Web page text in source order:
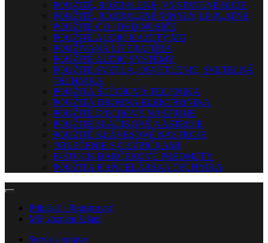
POUŽITÉ, ROZBALENÉ, VYSTAVENÉ BICIE
POUŽITÉ, ROZBALENÉ VINYLY, LP PLATNE
POUŽITÉ CD / DVD NOSIČE
POUŽITÉ AUDIO KAZETY MG
POUŽÍVANÁ LITERATÚRA
POUŽITÉ AUDIO SYSTÉMY
POUŽITÉ SVETLÁ, OSVETLENIE, SVETELNÁ
TECHNIKA
POUŽITÁ ŠTÚDIOVÁ TECHNIKA
POUŽITÁ DROBNÁ ELEKTRONIKA
POUŽITÉ DYCHOVÉ NÁSTROJE
POUŽITÉ SLÁČIKOVÉ NÁSTROJE
POUŽITÉ KLÁVESOVÉ NÁSTROJE
OBLEČENIE S CHYBIČKAMI
B-STOCK DARČEKOVÉ PREDMETY
POUŽITÁ KANCELÁRSKA TECHNIKA
Prihlásiť / Registrovať
Môj zoznam želaní
Servis a opravy